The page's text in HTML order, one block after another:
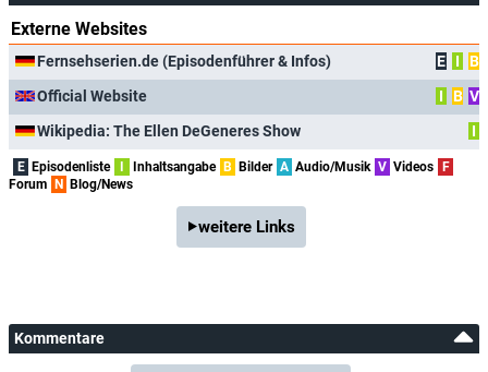
Externe Websites
Fernsehserien.de (Episodenführer & Infos) E I
B
Official Website
I B V
Wikipedia: The Ellen DeGeneres Show
I
E Episodenliste I Inhaltsangabe B Bilder A Audio/Musik V Videos F
Forum N Blog/News
weitere Links
Kommentare